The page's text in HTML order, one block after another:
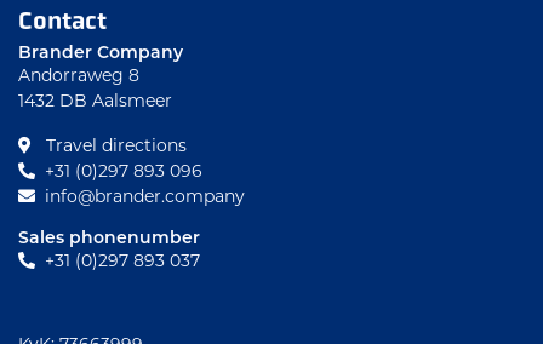
Contact
Brander Company
Andorraweg 8
1432 DB Aalsmeer
Travel directions
+31 (0)297 893 096
info@brander.company
Sales phonenumber
+31 (0)297 893 037